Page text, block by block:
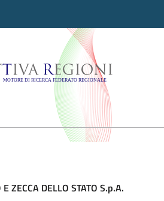
Regioni -
ZECCA DELLO STATO S.p.A.